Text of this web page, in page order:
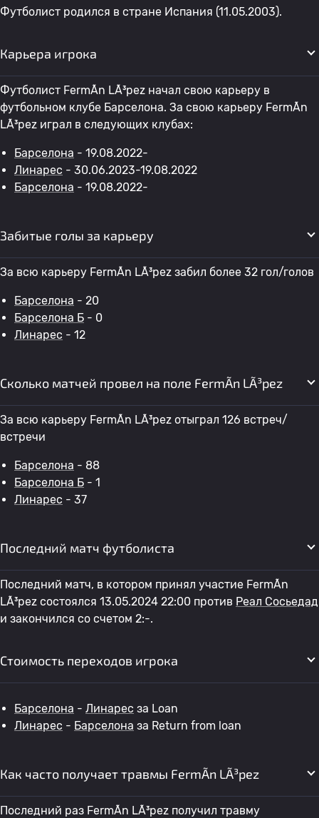
Футболист родился в стране Испания (11.05.2003).
Карьера игрока
Футболист FermÃ­n LÃ³pez начал свою карьеру в
футбольном клубе Барселона. За свою карьеру FermÃ­n
LÃ³pez играл в следующих клубах:
Барселона - 19.08.2022-
Линарес - 30.06.2023-19.08.2022
Барселона - 19.08.2022-
Забитые голы за карьеру
За всю карьеру FermÃ­n LÃ³pez забил более 32 гол/голов
Барселона - 20
Барселона Б - 0
Линарес - 12
Сколько матчей провел на поле FermÃ­n LÃ³pez
За всю карьеру FermÃ­n LÃ³pez отыграл 126 встреч/
встречи
Барселона - 88
Барселона Б - 1
Линарес - 37
Последний матч футболиста
Последний матч, в котором принял участие FermÃ­n
LÃ³pez состоялся 13.05.2024 22:00 против Реал Сосьедад
и закончился со счетом 2:-.
Стоимость переходов игрока
Барселона - Линарес за Loan
Линарес - Барселона за Return from loan
Как часто получает травмы FermÃ­n LÃ³pez
Последний раз FermÃ­n LÃ³pez получил травму